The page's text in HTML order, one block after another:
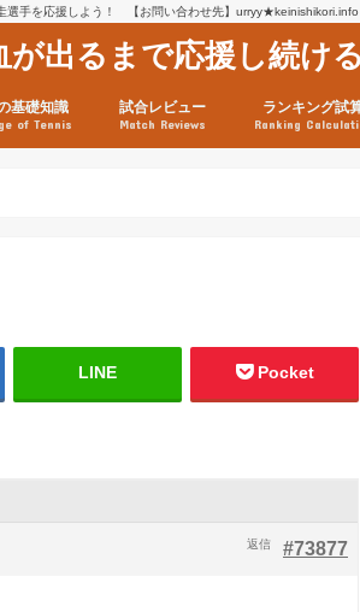
選手を応援しよう！ 【お問い合わせ先】urryy★keinishikori.info
が出るまで応援し続け
基礎知識
of Tennis
試合レビュー
Match Reviews
ランキング試
Ranking
LINE Pocket
#73877
返信